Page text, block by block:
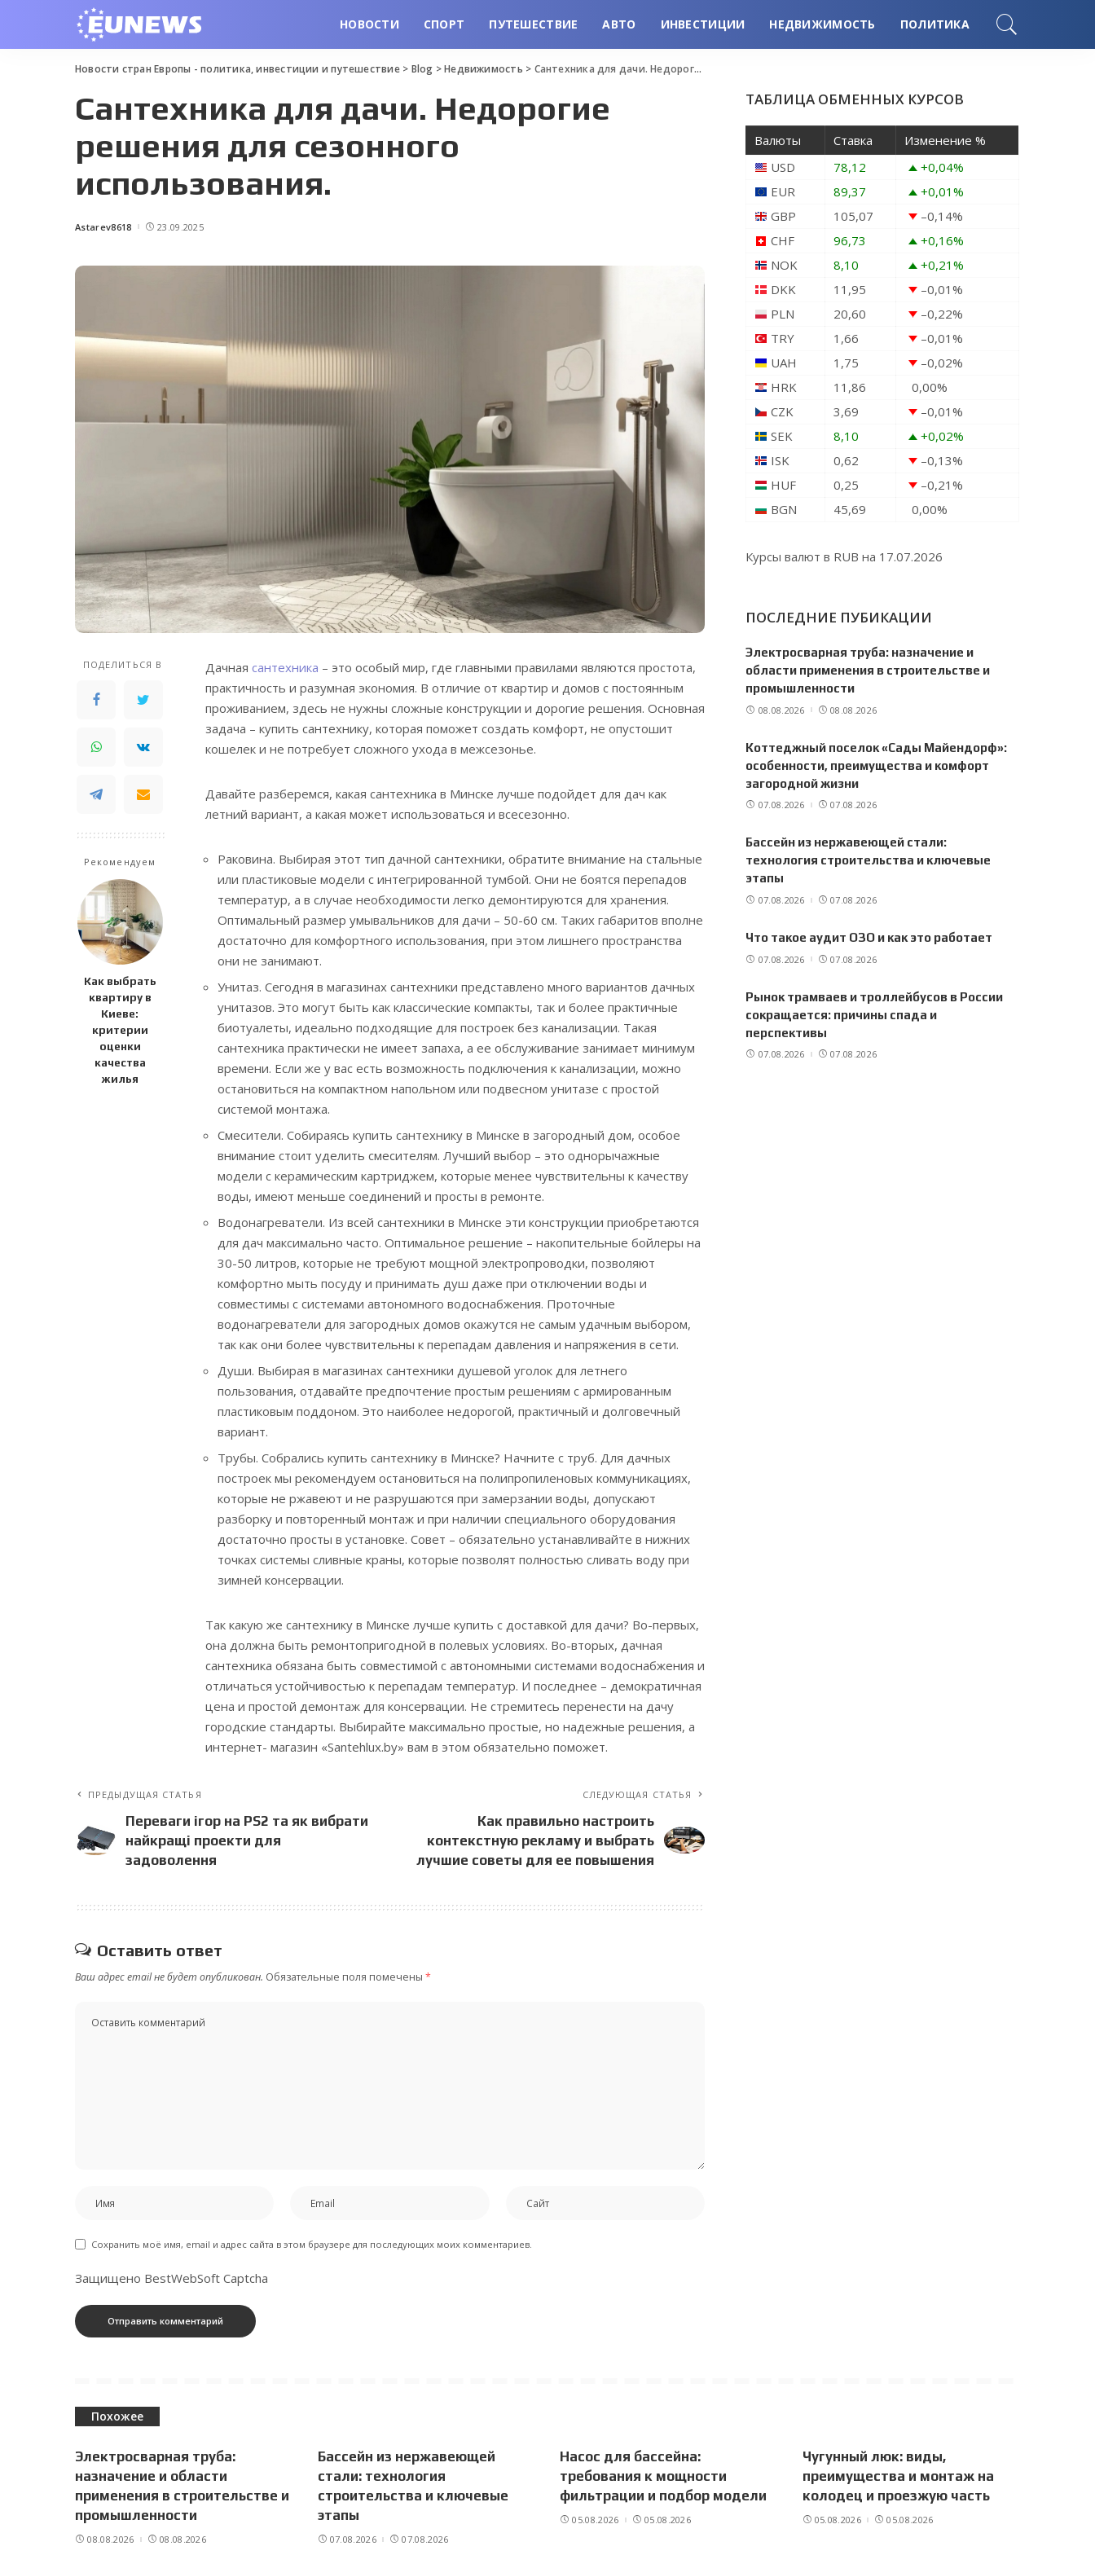
НОВОСТИ СПОРТ ПУТЕШЕСТВИЕ АВТО ИНВЕСТИЦИИ НЕДВИЖИМОСТЬ ПОЛИТИКА
Новости стран Европы - политика, инвестиции и путешествие> Blog >Недвижимость > Сантехника для дачи. Недорогие решения для сезонного использования.
Сантехника для дачи. Недорогие
решения для сезонного
использования.
Posted
Astarev8618 23.09.2025
ПОДЕЛИТЬСЯ В
Рекомендуем
Как выбрать
квартиру в
Киеве:
критерии
оценки
качества
жилья
Дачная сантехника – это особый мир, где главными правилами являются простота,
практичность и разумная экономия. В отличие от квартир и домов с постоянным
проживанием, здесь не нужны сложные конструкции и дорогие решения. Основная
задача – купить сантехнику, которая поможет создать комфорт, не опустошит
кошелек и не потребует сложного ухода в межсезонье.
Давайте разберемся, какая сантехника в Минске лучше подойдет для дач как
летний вариант, а какая может использоваться и всесезонно.
Раковина. Выбирая этот тип дачной сантехники, обратите внимание на стальные
или пластиковые модели с интегрированной тумбой. Они не боятся перепадов
температур, а в случае необходимости легко демонтируются для хранения.
Оптимальный размер умывальников для дачи – 50-60 см. Таких габаритов вполне
достаточно для комфортного использования, при этом лишнего пространства
они не занимают.
Унитаз. Сегодня в магазинах сантехники представлено много вариантов дачных
унитазов. Это могут быть как классические компакты, так и более практичные
биотуалеты, идеально подходящие для построек без канализации. Такая
сантехника практически не имеет запаха, а ее обслуживание занимает минимум
времени. Если же у вас есть возможность подключения к канализации, можно
остановиться на компактном напольном или подвесном унитазе с простой
системой монтажа.
Смесители. Собираясь купить сантехнику в Минске в загородный дом, особое
внимание стоит уделить смесителям. Лучший выбор – это однорычажные
модели с керамическим картриджем, которые менее чувствительны к качеству
воды, имеют меньше соединений и просты в ремонте.
Водонагреватели. Из всей сантехники в Минске эти конструкции приобретаются
для дач максимально часто. Оптимальное решение – накопительные бойлеры на
30-50 литров, которые не требуют мощной электропроводки, позволяют
комфортно мыть посуду и принимать душ даже при отключении воды и
совместимы с системами автономного водоснабжения. Проточные
водонагреватели для загородных домов окажутся не самым удачным выбором,
так как они более чувствительны к перепадам давления и напряжения в сети.
Души. Выбирая в магазинах сантехники душевой уголок для летнего
пользования, отдавайте предпочтение простым решениям с армированным
пластиковым поддоном. Это наиболее недорогой, практичный и долговечный
вариант.
Трубы. Собрались купить сантехнику в Минске? Начните с труб. Для дачных
построек мы рекомендуем остановиться на полипропиленовых коммуникациях,
которые не ржавеют и не разрушаются при замерзании воды, допускают
разборку и повторенный монтаж и при наличии специального оборудования
достаточно просты в установке. Совет – обязательно устанавливайте в нижних
точках системы сливные краны, которые позволят полностью сливать воду при
зимней консервации.
Так какую же сантехнику в Минске лучше купить с доставкой для дачи? Во-первых,
она должна быть ремонтопригодной в полевых условиях. Во-вторых, дачная
сантехника обязана быть совместимой с автономными системами водоснабжения и
отличаться устойчивостью к перепадам температур. И последнее – демократичная
цена и простой демонтаж для консервации. Не стремитесь перенести на дачу
городские стандарты. Выбирайте максимально простые, но надежные решения, а
интернет- магазин «Santehlux.by» вам в этом обязательно поможет.
ПРЕДЫДУЩАЯ СТАТЬЯ
Переваги ігор на PS2 та як вибрати
найкращі проекти для
задоволення
СЛЕДУЮЩАЯ СТАТЬЯ
Как правильно настроить
контекстную рекламу и выбрать
лучшие советы для ее повышения
Оставить ответ
Ваш адрес email не будет опубликован. Обязательные поля помечены *
Сохранить моё имя, email и адрес сайта в этом браузере для последующих моих комментариев.
Защищено BestWebSoft Captcha
ТАБЛИЦА ОБМЕННЫХ КУРСОВ
Валюты Ставка
Изменение %
USD
78,12 +0,04%
EUR
89,37 +0,01%
GBP
105,07 –0,14%
CHF
96,73 +0,16%
NOK
8,10 +0,21%
DKK
11,95 –0,01%
PLN
20,60 –0,22%
TRY
1,66 –0,01%
UAH
1,75 –0,02%
HRK
11,86 0,00%
CZK
3,69 –0,01%
SEK
8,10 +0,02%
ISK
0,62 –0,13%
HUF
0,25 –0,21%
BGN
45,69 0,00%
Курсы валют в RUB на 17.07.2026
ПОСЛЕДНИЕ ПУБИКАЦИИ
Электросварная труба: назначение и
области применения в строительстве и
промышленности
08.08.2026 08.08.2026
Коттеджный поселок «Сады Майендорф»:
особенности, преимущества и комфорт
загородной жизни
07.08.2026 07.08.2026
Бассейн из нержавеющей стали:
технология строительства и ключевые
этапы
07.08.2026 07.08.2026
Что такое аудит ОЗО и как это работает
07.08.2026 07.08.2026
Рынок трамваев и троллейбусов в России
сокращается: причины спада и
перспективы
07.08.2026 07.08.2026
Похожее
Электросварная труба:
назначение и области
применения в строительстве и
промышленности
08.08.2026 08.08.2026
Бассейн из нержавеющей
стали: технология
строительства и ключевые
этапы
07.08.2026 07.08.2026
Насос для бассейна:
требования к мощности
фильтрации и подбор модели
05.08.2026 05.08.2026
Чугунный люк: виды,
преимущества и монтаж на
колодец и проезжую часть
05.08.2026 05.08.2026